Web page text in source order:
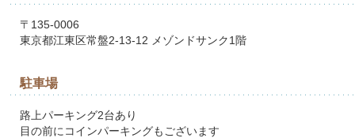
〒135-0006
東京都江東区常盤2-13-12 メゾンドサンク1階
駐車場
路上パーキング2台あり
目の前にコインパーキングもございます